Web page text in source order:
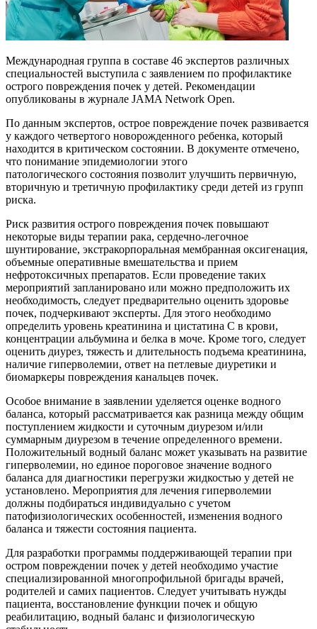
Международная группа в составе 46 экспертов различных
специальностей выступила с заявлением по профилактике
острого повреждения почек у детей. Рекомендации
опубликованы в журнале JAMA Network Open.
По данным экспертов, острое повреждение почек развивается
у каждого четвертого новорожденного ребенка, который
находится в критическом состоянии. В документе отмечено,
что понимание эпидемиологии этого
патологического состояния позволит улучшить первичную,
вторичную и третичную профилактику среди детей из групп
риска.
Риск развития острого повреждения почек повышают
некоторые виды терапии рака, сердечно-легочное
шунтирование, экстракорпоральная мембранная оксигенация,
объемные оперативные вмешательства и прием
нефротоксичных препаратов. Если проведение таких
мероприятий запланировано или можно предположить их
необходимость, следует предварительно оценить здоровье
почек, подчеркивают эксперты. Для этого необходимо
определить уровень креатинина и цистатина С в крови,
концентрации альбумина и белка в моче. Кроме того, следует
оценить диурез, тяжесть и длительность подъема креатинина,
наличие гиперволемии, ответ на петлевые диуретики и
биомаркеры повреждения канальцев почек.
Особое внимание в заявлении уделяется оценке водного
баланса, который рассматривается как разница между общим
поступлением жидкости и суточным диурезом и/или
суммарным диурезом в течение определенного времени.
Положительный водный баланс может указывать на развитие
гиперволемии, но единое пороговое значение водного
баланса для диагностики перегрузки жидкостью у детей не
установлено. Мероприятия для лечения гиперволемии
должны подбираться индивидуально с учетом
патофизиологических особенностей, изменения водного
баланса и тяжести состояния пациента.
Для разработки программы поддерживающей терапии при
остром повреждении почек у детей необходимо участие
специализированной многопрофильной бригады врачей,
родителей и самих пациентов. Следует учитывать нужды
пациента, восстановление функции почек и общую
реабилитацию, водный баланс и физиологическую